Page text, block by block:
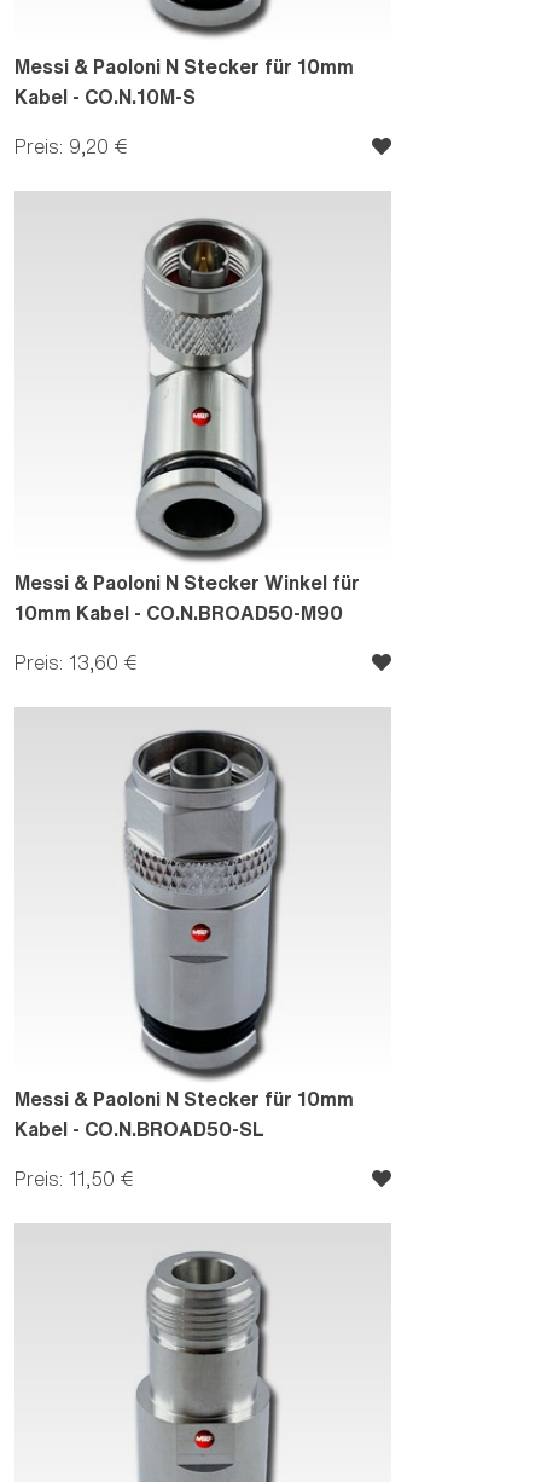
Messi & Paoloni N Stecker für 10mm
Kabel - CO.N.10M-S
Preis: 9,20 €
Messi & Paoloni N Stecker Winkel für
10mm Kabel - CO.N.BROAD50-M90
Preis: 13,60 €
Messi & Paoloni N Stecker für 10mm
Kabel - CO.N.BROAD50-SL
Preis: 11,50 €